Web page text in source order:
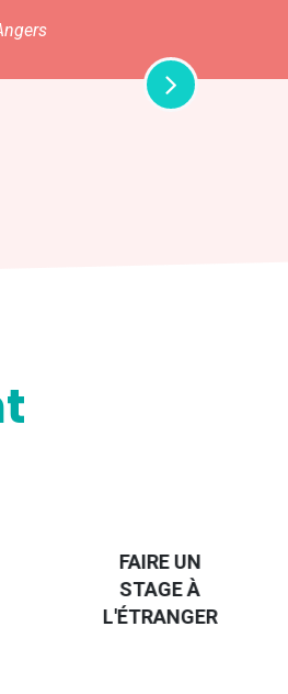
TROUVER
UN JOB À
L'ÉTRANGER